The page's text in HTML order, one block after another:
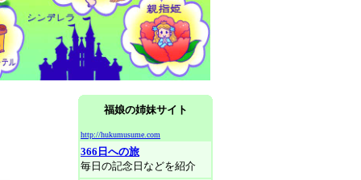
福娘の姉妹サイト
http://hukumusume.com
366日への旅
毎日の記念日などを紹介